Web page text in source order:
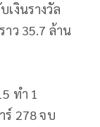
งินรางวัล
ว 35.7 ล้าน
ทำ 1
ร์ 278 จบ